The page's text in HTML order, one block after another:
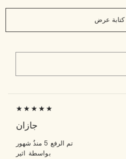
كتابة عرض
جازان
تم الرفع5 منذُ شهور
بواسطة اثير